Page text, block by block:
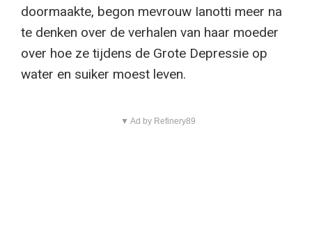
doormaakte, begon mevrouw Ianotti meer na
te denken over de verhalen van haar moeder
over hoe ze tijdens de Grote Depressie op
water en suiker moest leven.
▼ Ad by Refinery89